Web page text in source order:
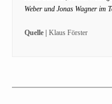
Weber und Jonas Wagner im
Quelle | Klaus Förster